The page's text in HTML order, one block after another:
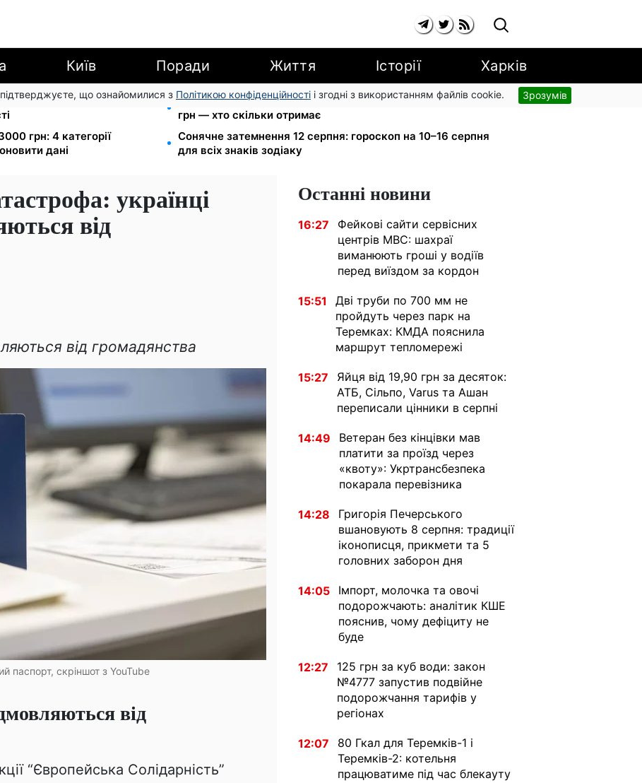
Київ Поради Життя Історії Харків
що ознайомилися з Політикою конфіденційності і згодні з використанням файлів cookie. Зрозумів
для ветеранів хочуть
Пенсія по інвалідності III групи з вересня: від 2595 до 10 625
грн — хто скільки отримає
грн: 4 категорії
дані
Сонячне затемнення 12 серпня: гороскоп на 10–16 серпня
для всіх знаків зодіаку
українці
від
від громадянства
паспорт, скріншот з YouTube
від
“Європейська Солідарність”
Останні новини
16:27
Фейкові сайти сервісних
центрів МВС: шахраї
виманюють гроші у водіїв
перед виїздом за кордон
15:51
Дві труби по 700 мм не
пройдуть через парк на
Теремках: КМДА пояснила
маршрут тепломережі
15:27
Яйця від 19,90 грн за десяток:
АТБ, Сільпо, Varus та Ашан
переписали цінники в серпні
14:49
Ветеран без кінцівки мав
платити за проїзд через
«квоту»: Укртрансбезпека
покарала перевізника
14:28
Григорія Печерського
вшановують 8 серпня: традиції
іконописця, прикмети та 5
головних заборон дня
14:05
Імпорт, молочка та овочі
подорожчають: аналітик КШЕ
пояснив, чому дефіциту не
буде
12:27
125 грн за куб води: закон
№4777 запустив подвійне
подорожчання тарифів у
регіонах
12:07
80 Гкал для Теремків-1 і
Теремків-2: котельня
працюватиме під час блекауту